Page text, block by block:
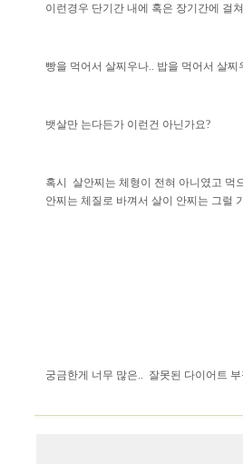
이런경우 단기간 내에 혹은 장기간에 걸
빵을 먹어서 살찌우나.. 밥을 먹어서 살찌
뱃살만 는다든가 이런건 아닌가요?
혹시  살안찌는 체형이 전혀 아니였고
안찌는 체질로 바껴서 살이 안찌는 그럴
궁금한게 너무 많은..  잘못된 다이어트